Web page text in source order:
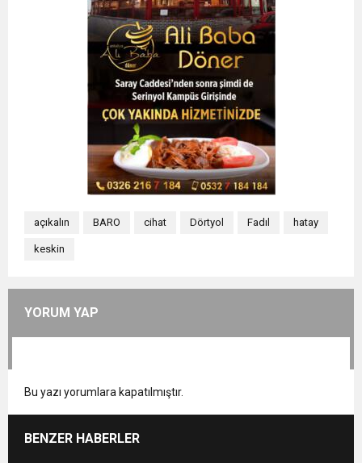
açıkalın BARO cihat Dörtyol Fadıl hatay
keskin
YORUM YAP
Bu yazı yorumlara kapatılmıştır.
BENZER HABERLER